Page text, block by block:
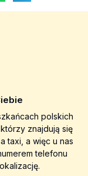
polskich
znajdują się
taxi, a więc u nas
telefonu